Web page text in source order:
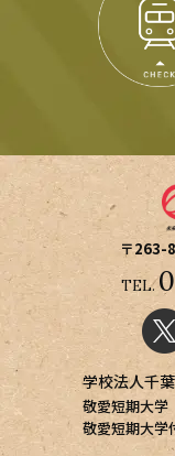
〒263-
TEL.
学校法人千
敬愛短期大学
敬愛短期大学